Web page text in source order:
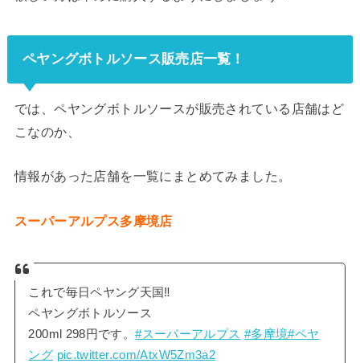
ペヤングボトルソース販売店一覧！
では、ペヤングボトルソースが販売されている店舗はど
こなのか、
情報があった店舗を一覧にまとめてみました。
スーパーアルプス多摩境店
これで毎日ペヤング天国‼︎
ペヤングボトルソース
200ml 298円です。#スーパーアルプス #多摩境#ペヤ
ング pic.twitter.com/AtxW5Zm3a2